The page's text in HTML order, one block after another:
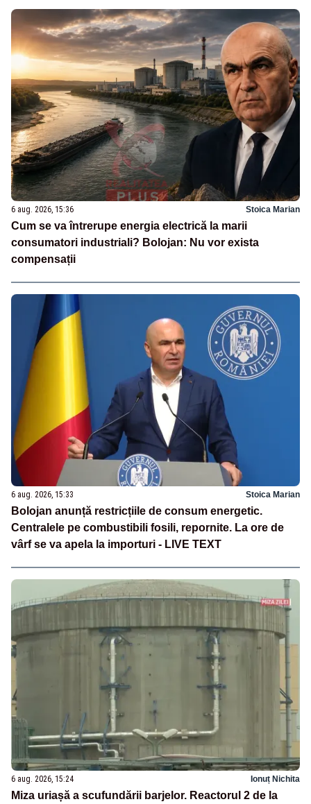
6 aug. 2026, 15:36 Stoica Marian
Cum se va întrerupe energia electrică la marii
consumatori industriali? Bolojan: Nu vor exista
compensații
6 aug. 2026, 15:33 Stoica Marian
Bolojan anunță restricțiile de consum energetic.
Centralele pe combustibili fosili, repornite. La ore de
vârf se va apela la importuri - LIVE TEXT
6 aug. 2026, 15:24 Ionuț Nichita
Miza uriașă a scufundării barjelor. Reactorul 2 de la